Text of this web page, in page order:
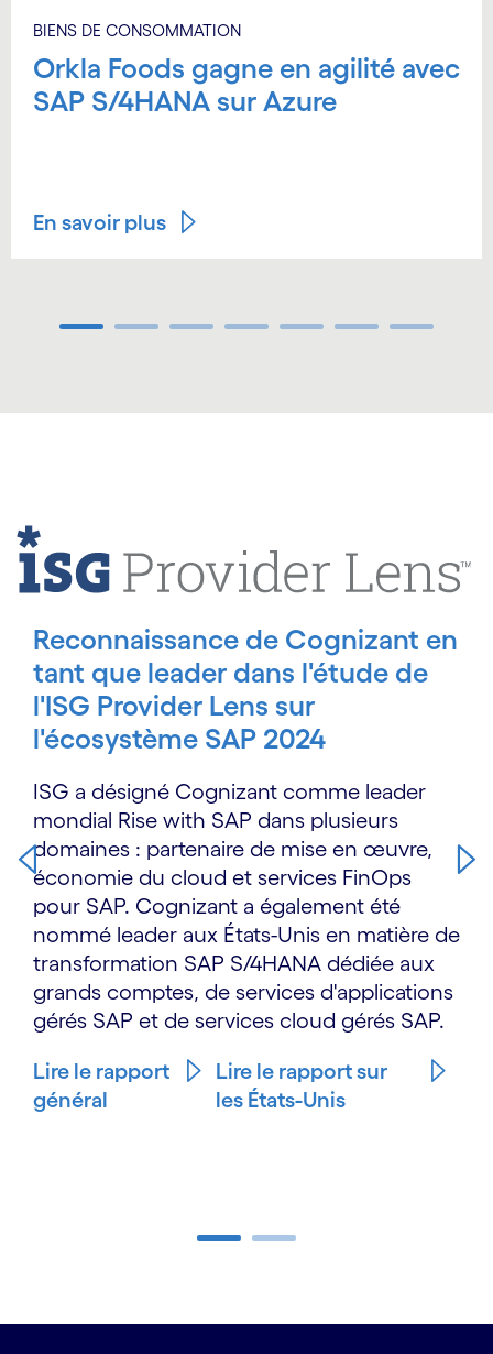
BIENS DE CONSOMMATION
Orkla Foods gagne en agilité avec
SAP S/4HANA sur Azure
En savoir plus
Reconnaissance de Cognizant en
tant que leader dans l'étude de
l'ISG Provider Lens sur
l'écosystème SAP 2024
ISG a désigné Cognizant comme leader
mondial Rise with SAP dans plusieurs
domaines : partenaire de mise en œuvre,
économie du cloud et services FinOps
pour SAP. Cognizant a également été
nommé leader aux États-Unis en matière de
transformation SAP S/4HANA dédiée aux
grands comptes, de services d'applications
gérés SAP et de services cloud gérés SAP.
Lire le rapport
général
Lire le rapport sur
les États-Unis